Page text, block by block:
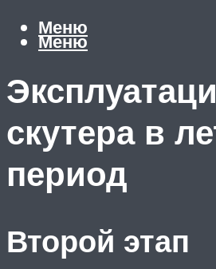
Меню
Меню
скутера в
период
Второй этап